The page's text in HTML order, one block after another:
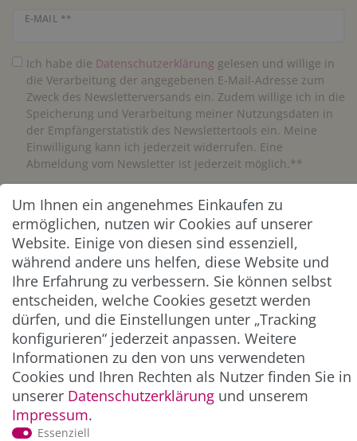
E-MAIL **
Newsletter Honig
Ich habe die Daten­schutz­erklärung gelesen und willige in
die Verarbeitung der angegebenen E-Mail-Adresse zum
Zweck des Newsletterversands ein. Zudem willige ich in die
Speicherung und Verarbeitung meiner Nutzungsdaten in
der Empfängerstatistik des Newslettertools ein. Meine
Einwilligung kann ich jederzeit widerrufen. Eine
Abmeldung vom Newsletter ist jederzeit möglich.**
Abonnieren
** Hierbei handelt es sich um ein Pflichtfeld.
ZAHLUNG & VERSAND
Um Ihnen ein angenehmes Einkaufen zu
ermöglichen, nutzen wir Cookies auf unserer
Website. Einige von diesen sind essenziell,
während andere uns helfen, diese Website und
Ihre Erfahrung zu verbessern. Sie können selbst
entscheiden, welche Cookies gesetzt werden
dürfen, und die Einstellungen unter „Tracking
konfigurieren“ jederzeit anpassen. Weitere
Informationen zu den von uns verwendeten
Cookies und Ihren Rechten als Nutzer finden Sie in
unserer Daten­schutz­erklärung und unserem
Impressum.
Essenziell